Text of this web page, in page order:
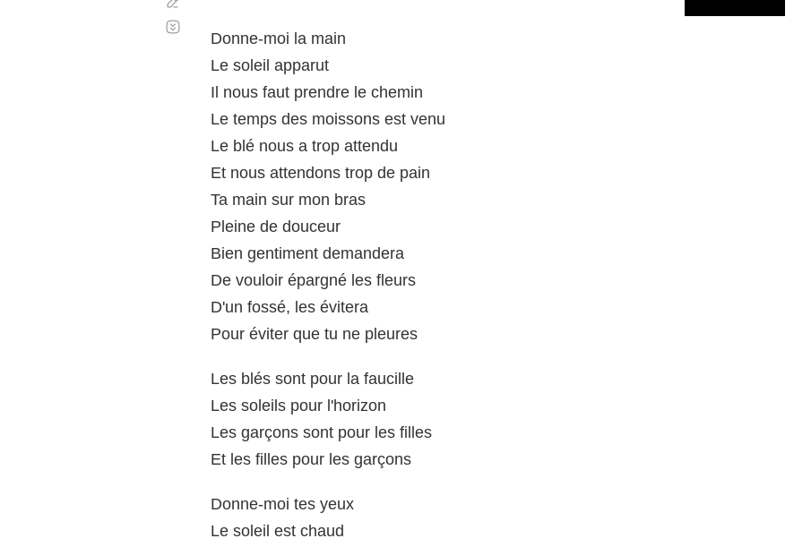
Donne-moi la main
Le soleil apparut
Il nous faut prendre le chemin
Le temps des moissons est venu
Le blé nous a trop attendu
Et nous attendons trop de pain
Ta main sur mon bras
Pleine de douceur
Bien gentiment demandera
De vouloir épargné les fleurs
D'un fossé, les évitera
Pour éviter que tu ne pleures
Les blés sont pour la faucille
Les soleils pour l'horizon
Les garçons sont pour les filles
Et les filles pour les garçons
Donne-moi tes yeux
Le soleil est chaud
automático